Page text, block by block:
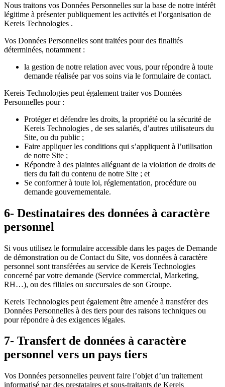
Nous traitons vos Données Personnelles sur la base de notre intérêt
légitime à présenter publiquement les activités et l’organisation de
Kereis Technologies .
Vos Données Personnelles sont traitées pour des finalités
déterminées, notamment :
la gestion de ​notre relation ​avec vous​, pour répondre à toute
demande réalisée par vos soins via le formulaire de contact.
Kereis Technologies peut également traiter vos Données
Personnelles pour :
Protéger et défendre les droits, la propriété ou la sécurité de
Kereis Technologies , de ses salariés, d’autres utilisateurs du
Site, ou du public ;
Faire appliquer les conditions qui s’appliquent à l’utilisation
de notre Site ;
Répondre à des plaintes alléguant de la violation de droits de
tiers du fait du contenu de notre Site ; et
Se conformer à toute loi, réglementation, procédure ou
demande gouvernementale.
6- Destinataires des données à caractère
personnel
Si vous utilisez le formulaire accessible dans les pages de Demande
de démonstration ou de Contact du Site, vos données à caractère
personnel sont transférées au service de Kereis Technologies
concerné par votre demande (Service commercial, Marketing,
RH…), ou des filiales ou succursales de son Groupe.
Kereis Technologies peut également être amenée à transférer des
Données Personnelles à des tiers pour des raisons techniques ou
pour répondre à des exigences légales.
7- Transfert de données à caractère
personnel vers un pays tiers
Vos Données personnelles peuvent faire l’objet d’un traitement
informatisé par des prestataires et sous-traitants de Kereis